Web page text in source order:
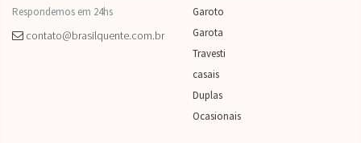
Respondemos em 24hs
contato@brasilquente.com.br
Garoto
Garota
Travesti
casais
Duplas
Ocasionais